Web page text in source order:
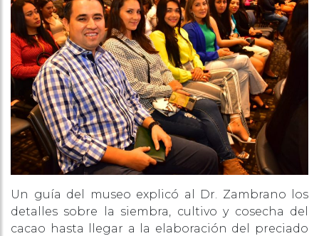
Un guía del museo explicó al Dr. Zambrano los
detalles sobre la siembra, cultivo y cosecha del
cacao hasta llegar a la elaboración del preciado